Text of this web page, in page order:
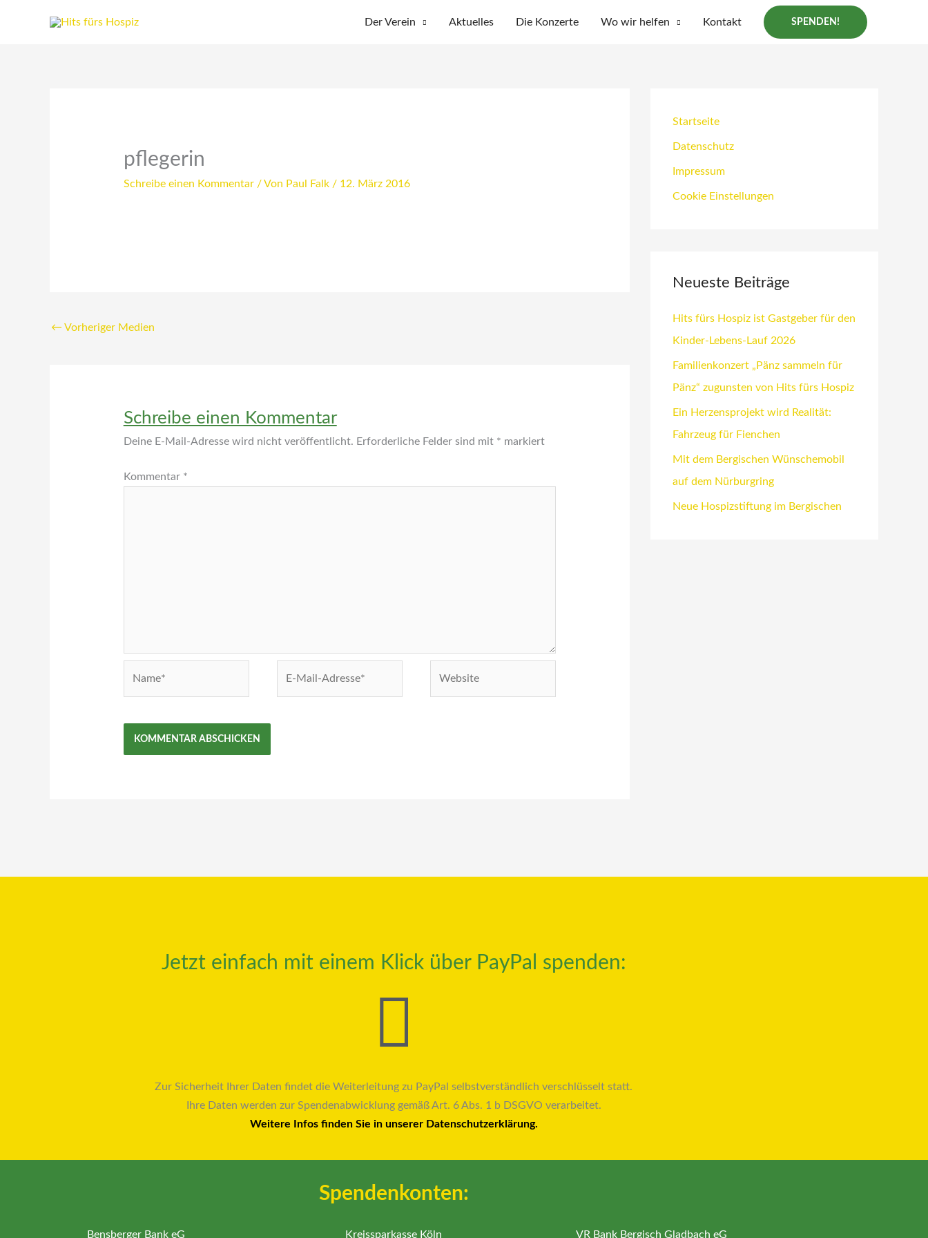
Der Verein Aktuelles Die Konzerte Wo wir helfen Kontakt SPENDEN!
pflegerin
Schreibe einen Kommentar / Von Paul Falk / 12. März 2016
← Vorheriger Medien
Schreibe einen Kommentar
Deine E-Mail-Adresse wird nicht veröffentlicht. Erforderliche Felder sind mit * markiert
Kommentar *
Startseite
Datenschutz
Impressum
Cookie Einstellungen
Neueste Beiträge
Hits fürs Hospiz ist Gastgeber für den
Kinder-Lebens-Lauf 2026
Familienkonzert „Pänz sammeln für
Pänz“ zugunsten von Hits fürs Hospiz
Ein Herzensprojekt wird Realität:
Fahrzeug für Fienchen
Mit dem Bergischen Wünschemobil
auf dem Nürburgring
Neue Hospizstiftung im Bergischen
Jetzt einfach mit einem Klick über PayPal spenden:
Zur Sicherheit Ihrer Daten findet die Weiterleitung zu PayPal selbstverständlich verschlüsselt statt.
Ihre Daten werden zur Spendenabwicklung gemäß Art. 6 Abs. 1 b DSGVO verarbeitet.
Weitere Infos finden Sie in unserer Datenschutzerklärung.
Spendenkonten:
Bensberger Bank eG Kreissparkasse Köln VR Bank Bergisch Gladbach eG